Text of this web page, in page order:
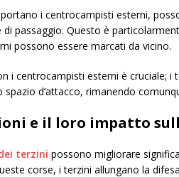
i centrocampisti esterni,
di passaggio. Questo è
possono essere marcati da vicino.
i centrocampisti esterni è cruciale;
d’attacco, rimanendo
e il loro impatto
terzini possono migliorare
corse, i terzini allungano la